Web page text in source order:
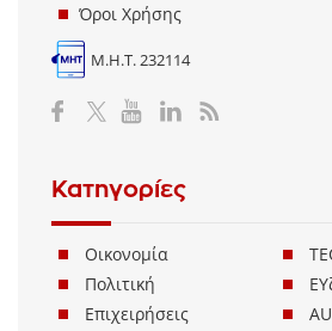
Όροι Χρήσης
Μ.Η.Τ. 232114
Κατηγορίες
Οικονομία
Πολιτική
Επιχειρήσεις